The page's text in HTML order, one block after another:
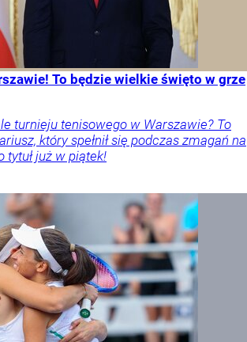
To będzie wielkie święto w grze
turnieju tenisowego w Warszawie? To
który spełnił się podczas zmagań na
tytuł już w piątek!